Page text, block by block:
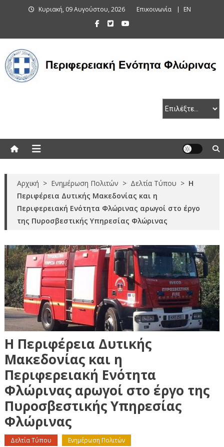
Κυριακή, 09 Αυγούστου, 2026 Επικοινωνία EN
Αρχική > Ενημέρωση Πολιτών > Δελτία Τύπου > Η
Περιφέρεια Δυτικής Μακεδονίας και η
Περιφερειακή Ενότητα Φλώρινας αρωγοί στο έργο
της Πυροσβεστικής Υπηρεσίας Φλώρινας
Η Περιφέρεια Δυτικής
Μακεδονίας και η
Περιφερειακή Ενότητα
Φλώρινας αρωγοί στο έργο της
Πυροσβεστικής Υπηρεσίας
Φλώρινας
Δελτία Τύπου Ενημέρωση Πολιτών